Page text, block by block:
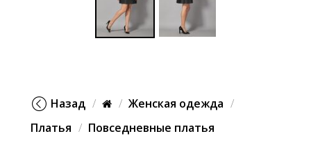
Назад
Женская одежда
Платья
Повседневные платья